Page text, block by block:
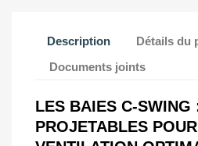
Description
Détails du
Documents joints
LES BAIES C-SWING
PROJETABLES